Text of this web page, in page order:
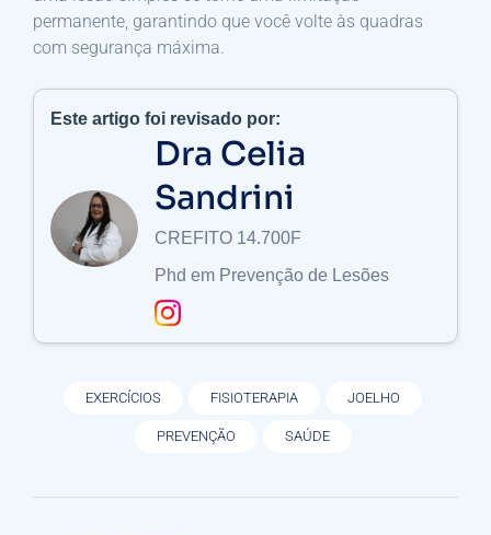
permanente, garantindo que você volte às quadras
com segurança máxima.
Este artigo foi revisado por:
Dra Celia
Sandrini
CREFITO 14.700F
Phd em Prevenção de Lesões
EXERCÍCIOS FISIOTERAPIA JOELHO
PREVENÇÃO SAÚDE